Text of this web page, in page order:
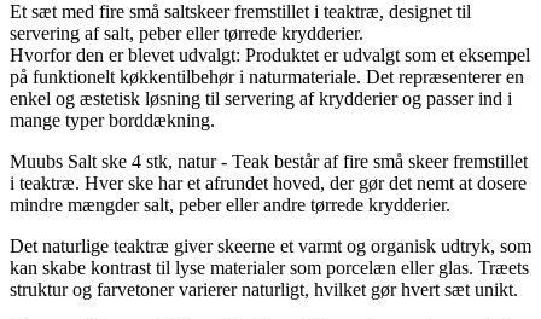
Et sæt med fire små saltskeer fremstillet i teaktræ, designet til
servering af salt, peber eller tørrede krydderier.
Hvorfor den er blevet udvalgt: Produktet er udvalgt som et eksempel
på funktionelt køkkentilbehør i naturmateriale. Det repræsenterer en
enkel og æstetisk løsning til servering af krydderier og passer ind i
mange typer borddækning.
Muubs Salt ske 4 stk, natur - Teak består af fire små skeer fremstillet
i teaktræ. Hver ske har et afrundet hoved, der gør det nemt at dosere
mindre mængder salt, peber eller andre tørrede krydderier.
Det naturlige teaktræ giver skeerne et varmt og organisk udtryk, som
kan skabe kontrast til lyse materialer som porcelæn eller glas. Træets
struktur og farvetoner varierer naturligt, hvilket gør hvert sæt unikt.